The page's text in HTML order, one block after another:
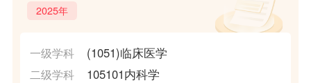
2025年
一级学科 (1051)临床医学
二级学科 105101内科学